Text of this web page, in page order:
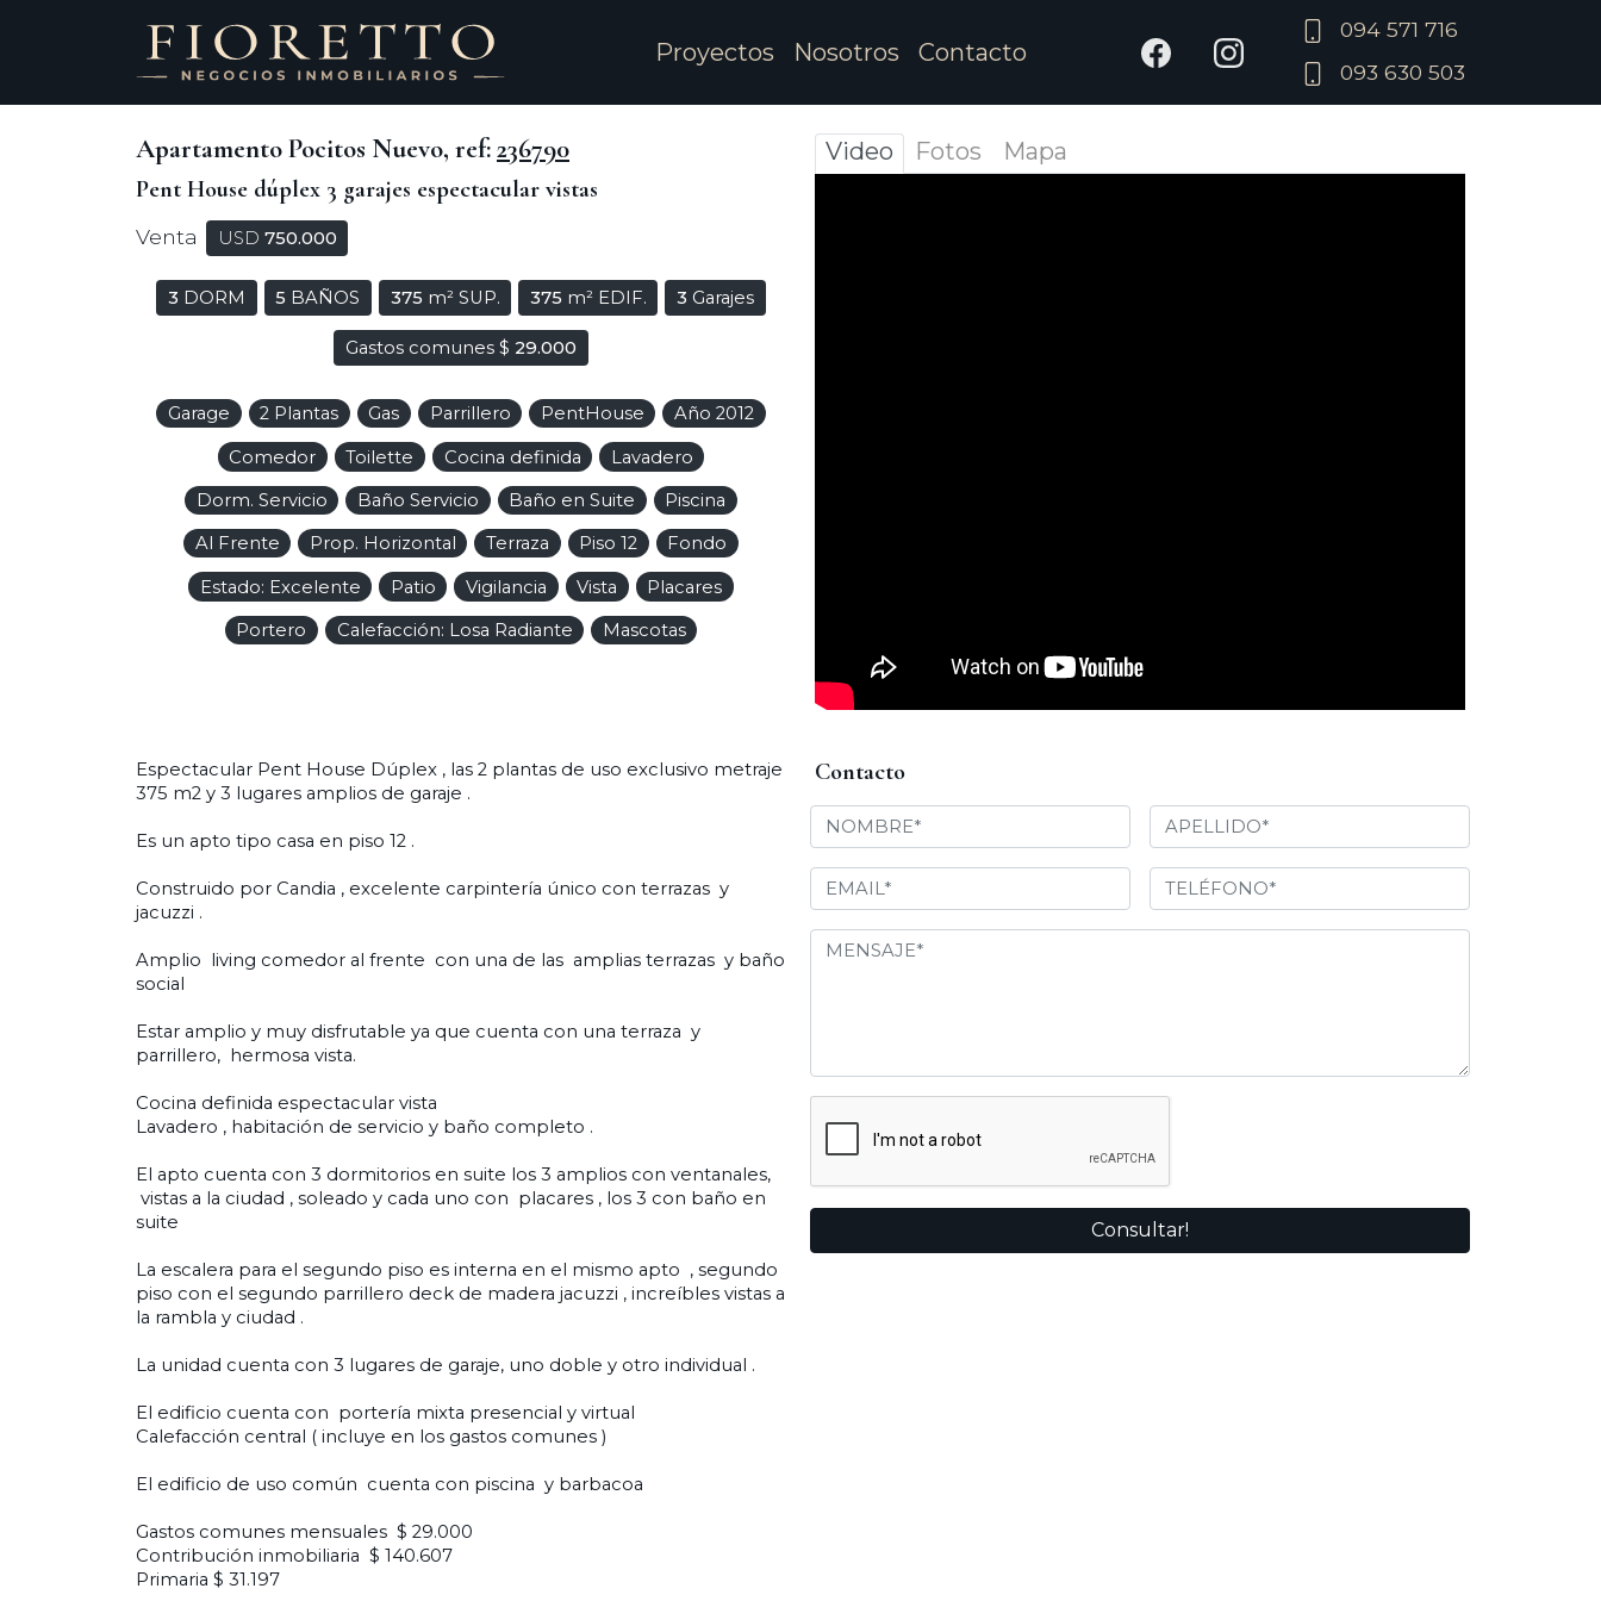
Proyectos Nosotros Contacto
094 571 716
093 630 503
Apartamento Pocitos Nuevo, ref:236790
Pent House dúplex 3 garajes espectacular vistas
Venta USD 750.000
3 DORM 5 BAÑOS 375 m² SUP. 375 m² EDIF. 3 Garajes
Gastos comunes $ 29.000
Garage 2 Plantas Gas Parrillero PentHouse Año 2012
Comedor Toilette Cocina definida Lavadero
Dorm. Servicio Baño Servicio Baño en Suite Piscina
Al Frente Prop. Horizontal Terraza Piso 12 Fondo
Estado: Excelente Patio Vigilancia Vista Placares
Portero Calefacción: Losa Radiante Mascotas
Video Fotos Mapa
Espectacular Pent House Dúplex , las 2 plantas de uso exclusivo metraje
375 m2 y 3 lugares amplios de garaje .
Es un apto tipo casa en piso 12 .
Construido por Candia , excelente carpintería único con terrazas y
jacuzzi .
Amplio living comedor al frente con una de las amplias terrazas y baño
social
Estar amplio y muy disfrutable ya que cuenta con una terraza y
parrillero, hermosa vista.
Cocina definida espectacular vista
Lavadero , habitación de servicio y baño completo .
El apto cuenta con 3 dormitorios en suite los 3 amplios con ventanales,
vistas a la ciudad , soleado y cada uno con placares , los 3 con baño en
suite
La escalera para el segundo piso es interna en el mismo apto , segundo
piso con el segundo parrillero deck de madera jacuzzi , increíbles vistas a
la rambla y ciudad .
La unidad cuenta con 3 lugares de garaje, uno doble y otro individual .
El edificio cuenta con portería mixta presencial y virtual
Calefacción central ( incluye en los gastos comunes )
El edificio de uso común cuenta con piscina y barbacoa
Gastos comunes mensuales $ 29.000
Contribución inmobiliaria $ 140.607
Primaria $ 31.197
Contacto